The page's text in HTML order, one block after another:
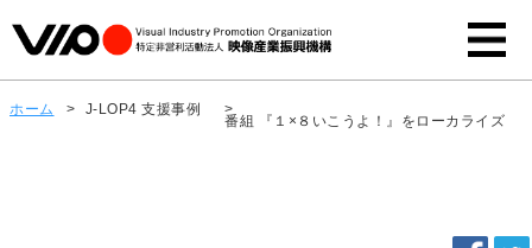
ホーム > J-LOP4 支援事例 >
番組 『１×８いこうよ！』をローカライズ